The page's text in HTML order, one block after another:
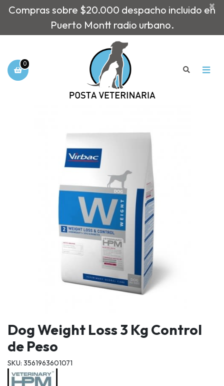
Compras sobre $20.000 despacho incluido en
Puerto Montt radio urbano.
×
0
Dog Weight Loss 3 Kg Control
de Peso
SKU: 3561963601071